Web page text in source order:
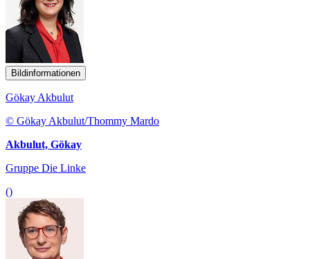
Bildinformationen
Gökay Akbulut
© Gökay Akbulut/Thommy Mardo
Akbulut, Gökay
Gruppe Die Linke
()